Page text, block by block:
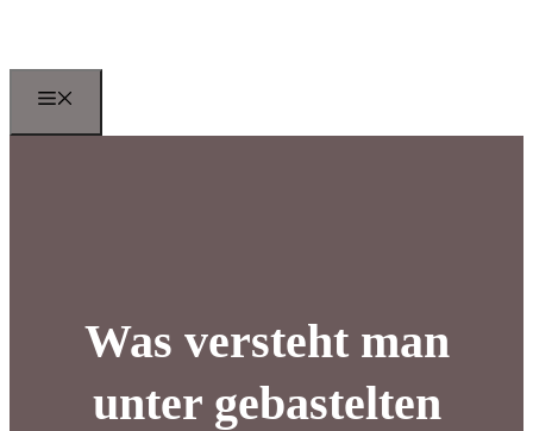
springen
Was versteht man
unter gebastelten